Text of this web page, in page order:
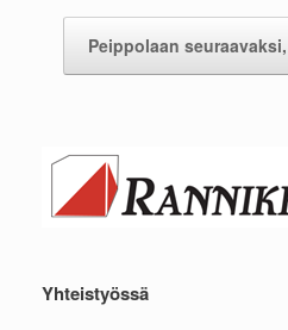
Peippolaan
Yhteistyössä